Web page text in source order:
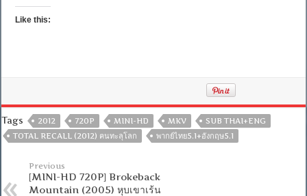
Like this:
Tags 2012 720P MINI-HD MKV
SUB THAI+ENG
TOTAL RECALL (2012) ฅนทะลุโลก
พากย์ไทย5.1+อังกฤษ5.1
Previous
[MINI-HD 720P] Brokeback
Mountain (2005) หุบเขาเร้น